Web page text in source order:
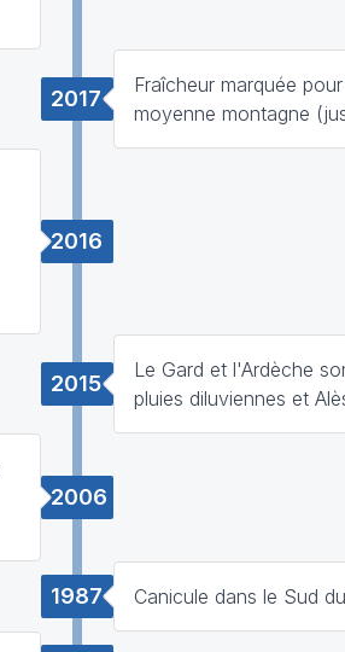
2017
Fraîcheur marquée
moyenne montagne
2016
2015
Le Gard et l'Ardèche
pluies diluviennes et
2006
1987 Canicule dans le Sud